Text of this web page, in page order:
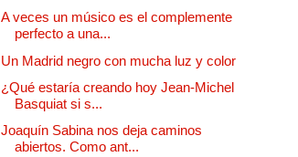
A veces un músico es el complemente
perfecto a una...
Un Madrid negro con mucha luz y color
¿Qué estaría creando hoy Jean-Michel
Basquiat si s...
Joaquín Sabina nos deja caminos
abiertos. Como ant...